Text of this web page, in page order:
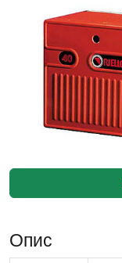
Опис